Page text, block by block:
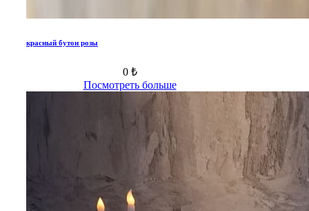
красный бутон розы
0 ₺
Посмотреть больше